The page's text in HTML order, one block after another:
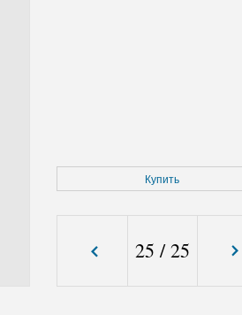
Купить
25 /25